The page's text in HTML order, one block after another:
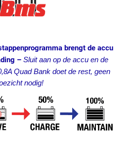
brengt de accu
– Sluit aan op de accu en de
Quad Bank doet de rest, geen
nodig!